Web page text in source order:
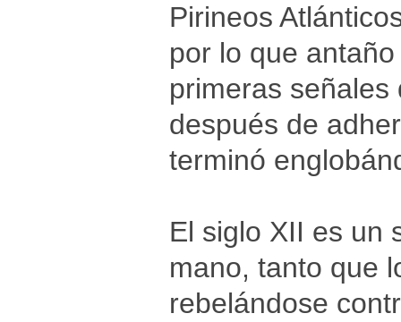
Pirineos
por lo que
primeras
después de
terminó
El siglo XII es un
mano, tanto que
rebelándose